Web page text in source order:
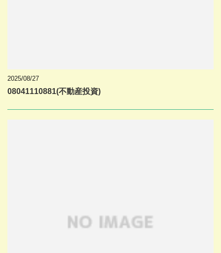
2025/08/27
08041110881(不動産投資)